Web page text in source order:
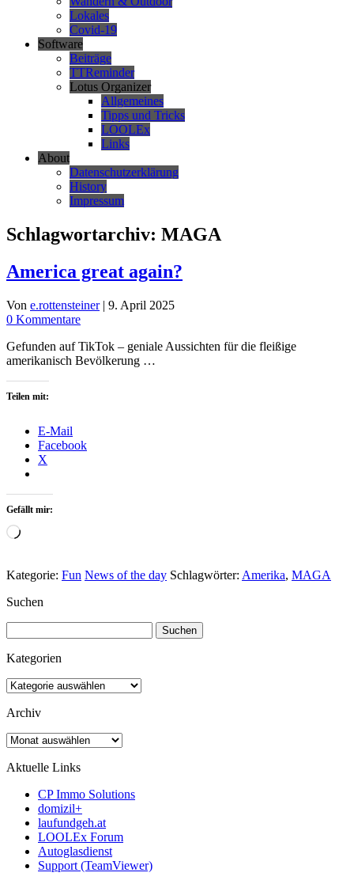
Lokales
Covid-19
Software
Beiträge
TTReminder
Lotus Organizer
Allgemeines
Tipps und Tricks
LOOLEx
Links
About
Datenschutzerklärung
History
Impressum
Schlagwortarchiv: MAGA
America great again?
Von e.rottensteiner | 9. April 2025
0 Kommentare
Gefunden auf TikTok – geniale Aussichten für die fleißige
amerikanisch Bevölkerung …
Teilen mit:
E-Mail
Facebook
X
Gefällt mir:
Wird
Kategorie: Fun News of the day Schlagwörter: Amerika, MAGA
Suchen
nach:
Kategorien
Kategorien
Archiv
Archiv
Aktuelle Links
CP Immo Solutions
domizil+
laufundgeh.at
LOOLEx Forum
Autoglasdienst
Support (TeamViewer)